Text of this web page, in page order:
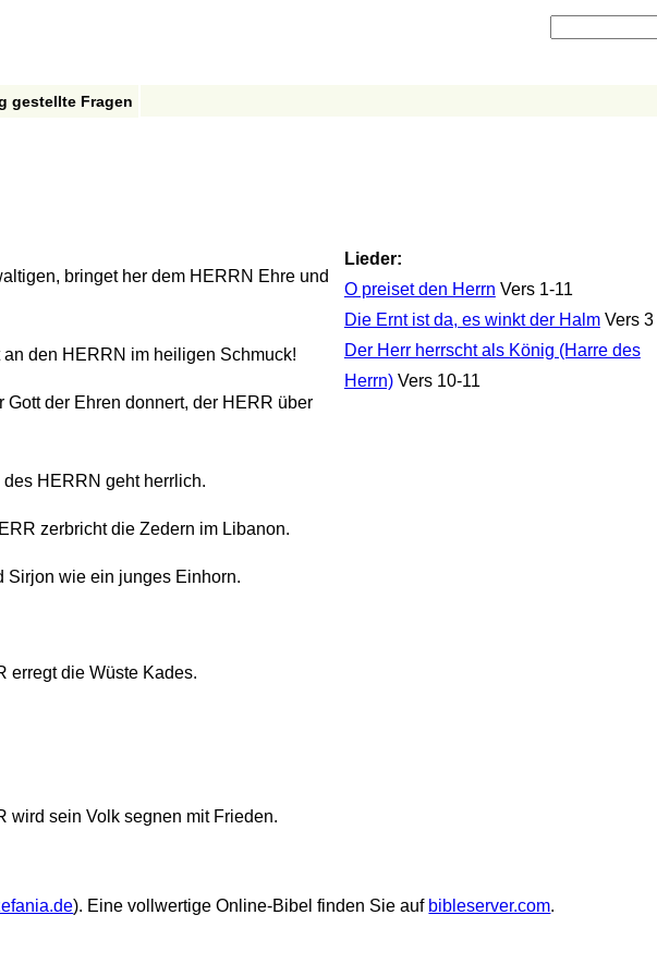
gestellte Fragen
bringet her dem HERRN Ehre und
den HERRN im heiligen Schmuck!
der Ehren donnert, der HERR über
HERRN geht herrlich.
zerbricht die Zedern im Libanon.
wie ein junges Einhorn.
erregt die Wüste Kades.
wird sein Volk segnen mit Frieden.
Lieder:
O preiset den Herrn Vers 1-11
Die Ernt ist da, es winkt der Halm Vers 3
Der Herr herrscht als König (Harre des
Herrn) Vers 10-11
). Eine vollwertige Online-Bibel finden Sie auf bibleserver.com.